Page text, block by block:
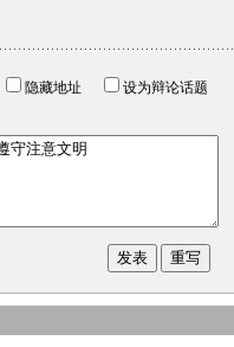
隐藏地址
设为辩论话题